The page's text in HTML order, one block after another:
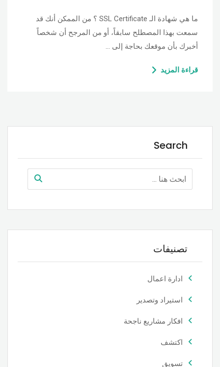
ما هي شهادة الـ SSL Certificate ؟ من الممكن أنك قد
سمعت بهذا المصطلح سابقاً، أو من المرجح أن شخصاً
أخبرك بأن موقعك بحاجة إلى …
قراءة المزيد
Search
تصنيفات
ادارة اعمال
استيراد وتصدير
افكار مشاريع ناجحة
اكتشف
تسويق